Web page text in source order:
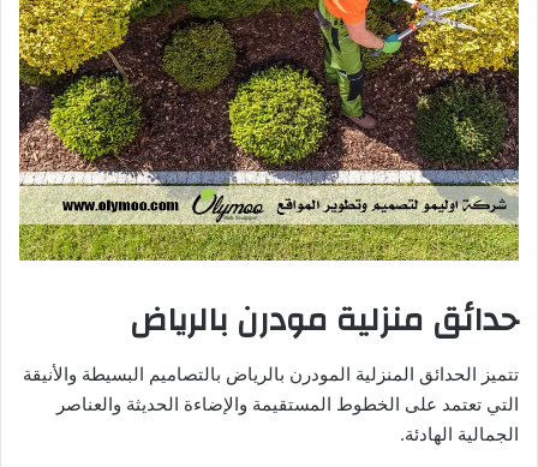
حدائق منزلية مودرن بالرياض
تتميز الحدائق المنزلية المودرن بالرياض بالتصاميم البسيطة والأنيقة
التي تعتمد على الخطوط المستقيمة والإضاءة الحديثة والعناصر
الجمالية الهادئة.